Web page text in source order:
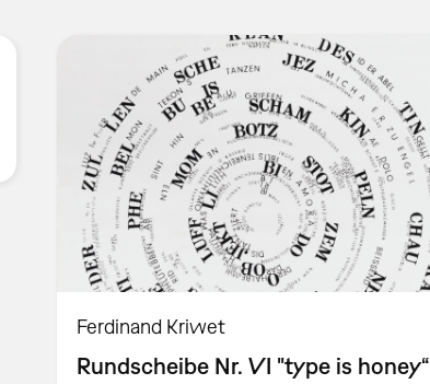
Ferdinand Kriwet
Rundscheibe Nr. VI "type is honey“